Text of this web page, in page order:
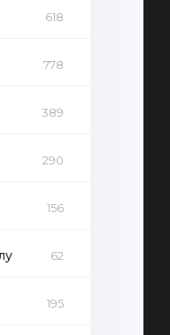
618
778
389
290
156
62
195